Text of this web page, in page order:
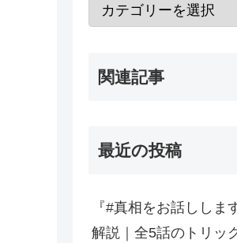
関連記事
最近の投稿
『#真相をお話ししま
解説｜全5話のトリッ